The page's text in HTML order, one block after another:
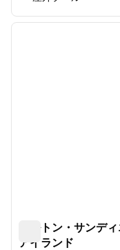
1/12
ヒルトン・サンデ
アイランド